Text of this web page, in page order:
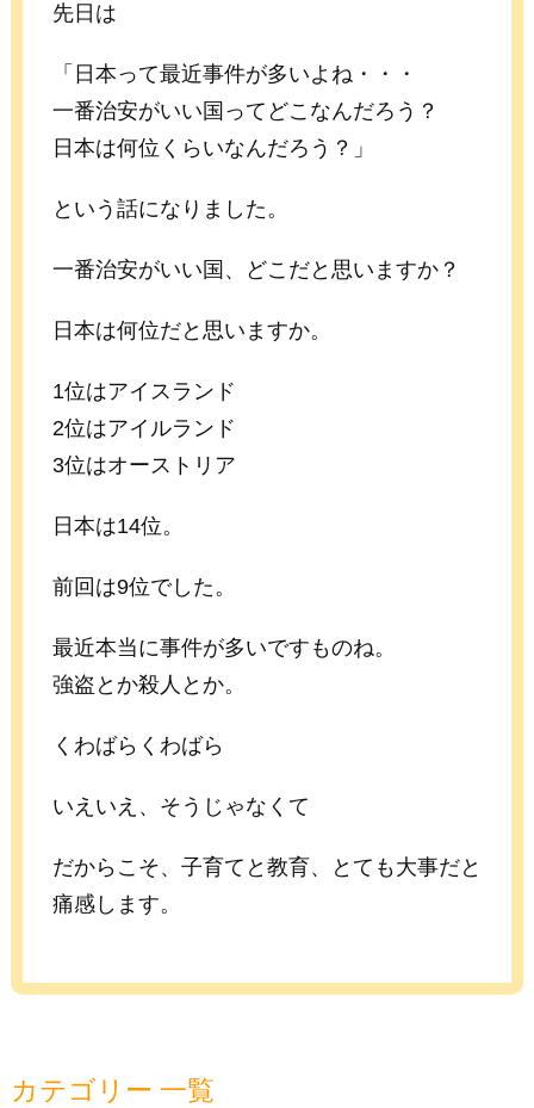
先日は
「日本って最近事件が多いよね・・・
一番治安がいい国ってどこなんだろう？
日本は何位くらいなんだろう？」
という話になりました。
一番治安がいい国、どこだと思いますか？
日本は何位だと思いますか。
1位はアイスランド
2位はアイルランド
3位はオーストリア
日本は14位。
前回は9位でした。
最近本当に事件が多いですものね。
強盗とか殺人とか。
くわばらくわばら
いえいえ、そうじゃなくて
だからこそ、子育てと教育、とても大事だと
痛感します。
カテゴリー 一覧